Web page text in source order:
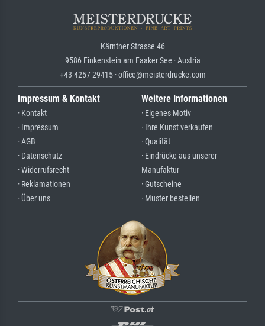
Kärntner Strasse 46
9586 Finkenstein am Faaker See · Austria
+43 4257 29415 · office@meisterdrucke.com
Impressum & Kontakt
· Kontakt
· Impressum
· AGB
· Datenschutz
· Widerrufsrecht
· Reklamationen
· Über uns
Weitere Informationen
· Eigenes Motiv
· Ihre Kunst verkaufen
· Qualität
· Eindrücke aus unserer
Manufaktur
· Gutscheine
· Muster bestellen